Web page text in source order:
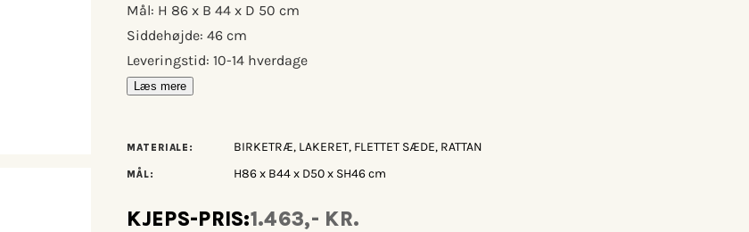
Mål: H 86 x B 44 x D 50 cm
Siddehøjde: 46 cm
Leveringstid: 10-14 hverdage
Læs mere
MATERIALE: BIRKETRÆ, LAKERET, FLETTET SÆDE, RATTAN
MÅL: H86 x B44 x D50 x SH46 cm
KJEPS-PRIS:1.463,- KR.